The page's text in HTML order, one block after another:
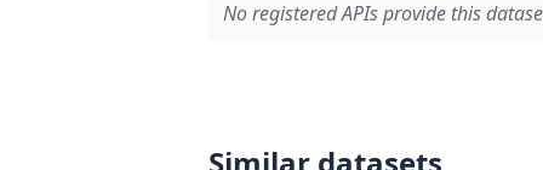
No registered APIs provide this
Similar datasets